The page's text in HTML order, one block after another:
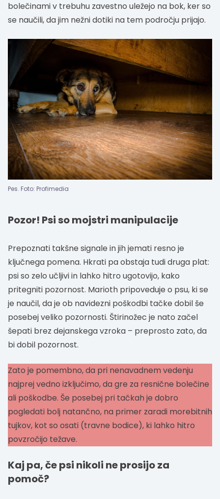
bolečinami v trebuhu zavestno uležejo na bok, ker so
se naučili, da jim nežni dotiki na tem področju prijajo.
Pes. Foto: Profimedia
Pozor! Psi so mojstri manipulacije
Prepoznati takšne signale in jih jemati resno je
ključnega pomena. Hkrati pa obstaja tudi druga plat:
psi so zelo učljivi in lahko hitro ugotovijo, kako
pritegniti pozornost. Marioth pripoveduje o psu, ki se
je naučil, da je ob navidezni poškodbi tačke dobil še
posebej veliko pozornosti. Štirinožec je nato začel
šepati brez dejanskega vzroka – preprosto zato, da
bi dobil pozornost.
Zato je pomembno, da pri nenavadnem vedenju
najprej vedno izključimo, da gre za resnične bolečine
ali poškodbe. Še posebej pri tačkah je dobro
pogledati bolj natančno, na primer zaradi morebitnih
tujkov, kot so osati (travne bodice), ki lahko hitro
povzročijo težave.
Kaj pa, če psi nikoli ne prosijo za
pomoč?